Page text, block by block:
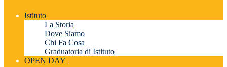
Istituto
La Storia
Dove Siamo
Chi Fa Cosa
Graduatoria di Istituto
OPEN DAY